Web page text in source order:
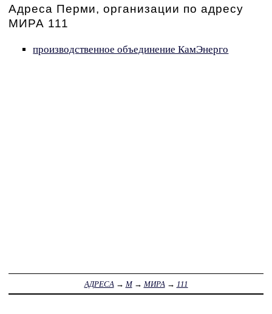
Адреса Перми, организации по адресу
МИРА 111
производственное объединение КамЭнерго
АДРЕСА → М→ МИРА → 111